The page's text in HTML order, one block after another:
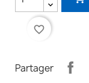
favorite_border
Partager